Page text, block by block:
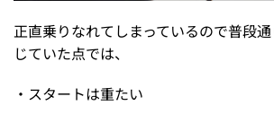
正直乗りなれてしまっているので普段
じていた点では、
・スタートは重たい